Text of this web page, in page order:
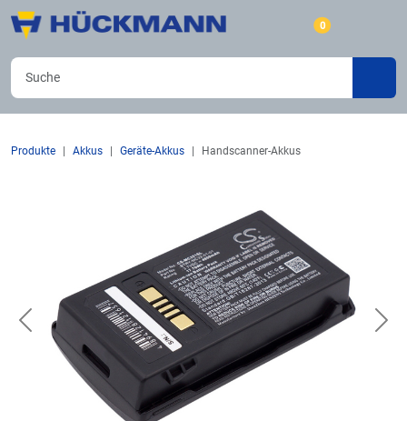
0
Produkte Akkus Geräte-Akkus Handscanner-Akkus
Previous